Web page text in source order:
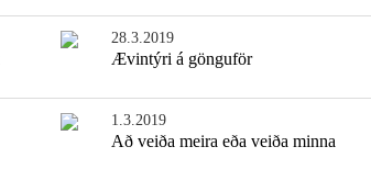
28.3.2019
Ævintýri á gönguför
1.3.2019
Að veiða meira eða veiða minna